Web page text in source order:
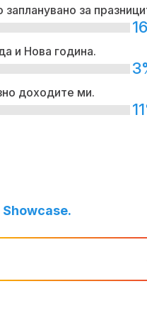
за
и Нова година.
доходите ми.